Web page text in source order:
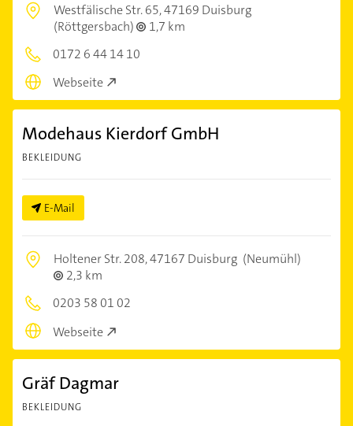
Westfälische Str. 65,47169 Duisburg
(Röttgersbach)
1,7 km
0172 6 44 14 10
Webseite
Modehaus Kierdorf GmbH
BEKLEIDUNG
E-Mail
Holtener Str. 208,47167 Duisburg (Neumühl)
2,3 km
0203 58 01 02
Webseite
Gräf Dagmar
BEKLEIDUNG